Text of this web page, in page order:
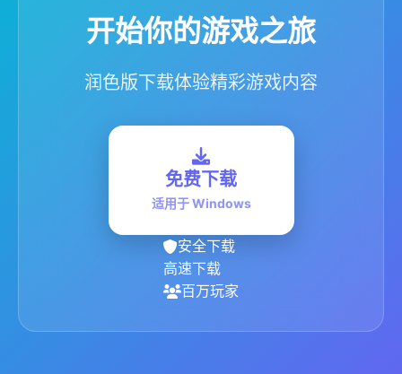
开始你的游戏之旅
润色版下载体验精彩游戏内容
免费下载
适用于 Windows
安全下载
高速下载
百万玩家